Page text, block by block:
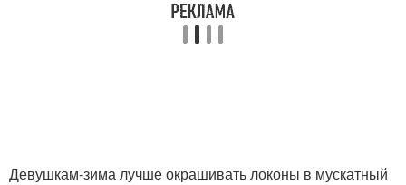
Девушкам-зима лучше окрашивать локоны в мускатный